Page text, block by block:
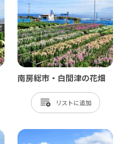
南房総市・白間津の花畑
リスト